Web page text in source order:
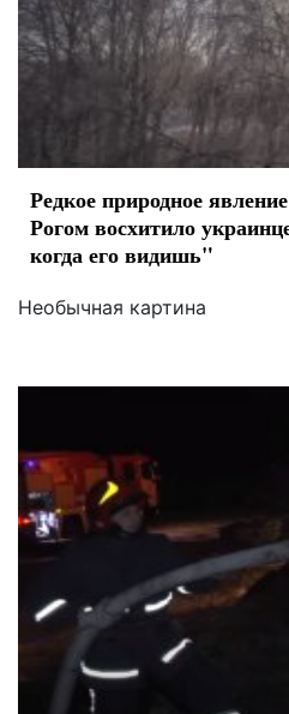
Редкое природное
Рогом восхитило
когда его видишь"
Необычная картина